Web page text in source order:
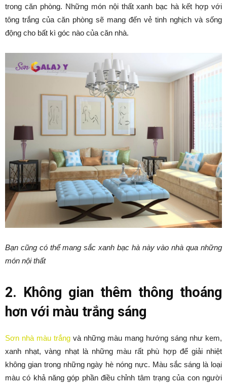
trong căn phòng. Những món nội thất xanh bạc hà kết hợp với
tông trắng của căn phòng sẽ mang đến vẻ tinh nghịch và sống
động cho bất kì góc nào của căn nhà.
Bạn cũng có thể mang sắc xanh bạc hà này vào nhà qua những
món nội thất
2. Không gian thêm thông thoáng
hơn với màu trắng sáng
Sơn nhà màu trắng và những màu mang hướng sáng như kem,
xanh nhạt, vàng nhạt là những màu rất phù hợp để giải nhiệt
không gian trong những ngày hè nóng nực. Màu sắc sáng là loại
màu có khả năng góp phần điều chỉnh tâm trạng của con người